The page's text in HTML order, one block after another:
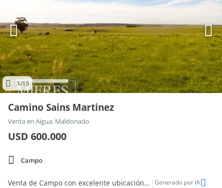
1/15
Camino Sains Martinez
Venta en Aigua, Maldonado
USD 600.000
Campo
Venta de Campo con excelente ubicación en Aigua | Generado por IA